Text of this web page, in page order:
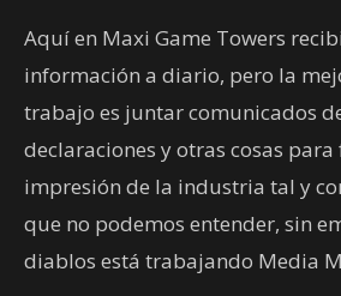
Aquí en Maxi Game Towers
información a diario, pero la
trabajo es juntar comunicados
declaraciones y otras cosas
impresión de la industria tal y
que no podemos entender, sin
diablos está trabajando Media